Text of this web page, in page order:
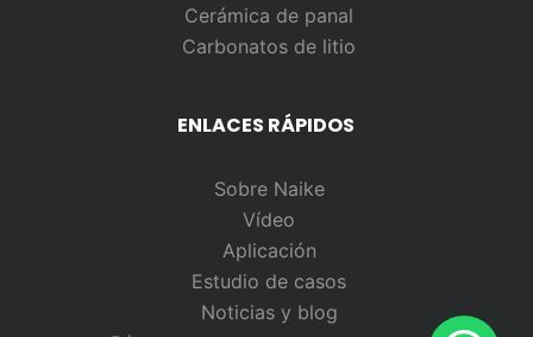
Cerámica de panal
Carbonatos de litio
ENLACES RÁPIDOS
Sobre Naike
Vídeo
Aplicación
Estudio de casos
Noticias y blog